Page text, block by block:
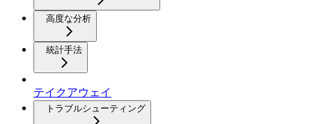
高度な分析
統計手法
テイクアウェイ
トラブルシューティング